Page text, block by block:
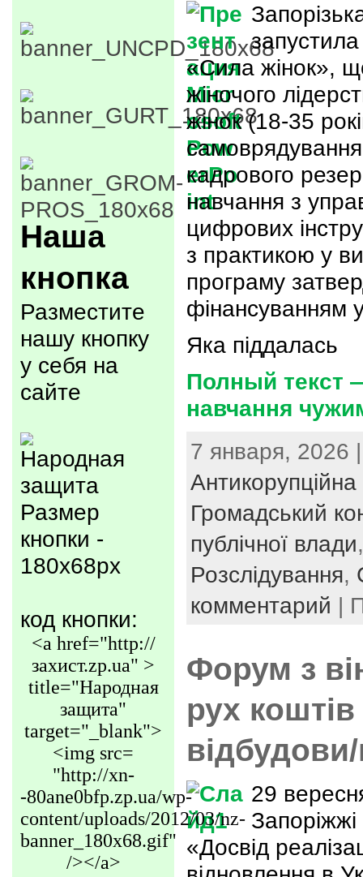
Наша
кнопка
Разместите
нашу кнопку
у себя на
сайте
Размер
кнопки -
180x68px
код кнопки:
<a href="http://
захист.zp.ua" >
title="Народная
защита"
target="_blank">
<img src=
"http://xn-
-80ane0bfp.zp.ua/wp-
content/uploads/2012/03/nz-
banner_180x68.gif"
/></a>
«Сила жінок»,
жіночого
жінок (18-35
самоврядування
кадрового
навчання з
цифрових
з практикою у
програму
фінансуванням
Яка піддалась
Полный текст
навчання
7 января, 2026
Антикорупційна
Громадський
публічної влади
Розслідування,
комментарий |
Форум з
рух
29
«Досвід